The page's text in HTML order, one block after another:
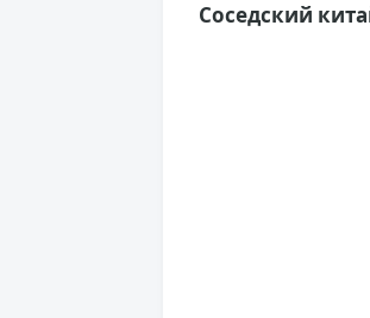
Соседский